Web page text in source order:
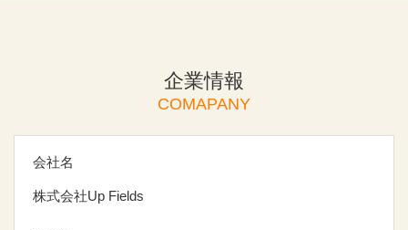
企業情報
COMAPANY
会社名
株式会社Up Fields